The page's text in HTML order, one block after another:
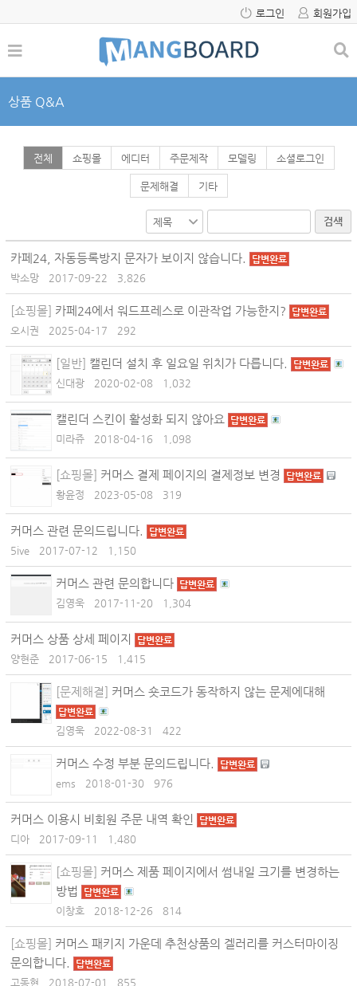
로그인 회원가입
상품 Q&A
전체 쇼핑몰 에디터 주문제작 모델링 소셜로그인
문제해결 기타
검색
카페24, 자동등록방지 문자가 보이지 않습니다. 답변완료
박소망 2017-09-22 3,826
[쇼핑몰] 카페24에서 워드프레스로 이관작업 가능한지? 답변완료
오시권 2025-04-17 292
[일반] 캘린더 설치 후 일요일 위치가 다릅니다. 답변완료
신대광 2020-02-08 1,032
캘린더 스킨이 활성화 되지 않아요 답변완료
미라쥬 2018-04-16 1,098
[쇼핑몰] 커머스 결제 페이지의 결제정보 변경 답변완료
황윤정 2023-05-08 319
커머스 관련 문의드립니다. 답변완료
5ive 2017-07-12 1,150
커머스 관련 문의합니다 답변완료
김영욱 2017-11-20 1,304
커머스 상품 상세 페이지 답변완료
양현준 2017-06-15 1,415
[문제해결] 커머스 숏코드가 동작하지 않는 문제에대해
답변완료
김영욱 2022-08-31 422
커머스 수정 부분 문의드립니다. 답변완료
ems 2018-01-30 976
커머스 이용시 비회원 주문 내역 확인 답변완료
디아 2017-09-11 1,480
[쇼핑몰] 커머스 제품 페이지에서 썸내일 크기를 변경하는
방법
답변완료
이창호 2018-12-26 814
[쇼핑몰] 커머스 패키지 가운데 추천상품의 겔러리를 커스터마이징
문의합니다.
답변완료
고동현 2018-07-01 855